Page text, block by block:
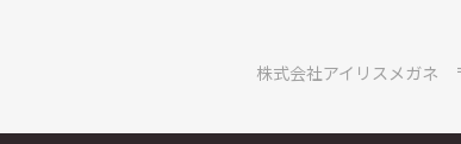
株式会社アイリスメガネ